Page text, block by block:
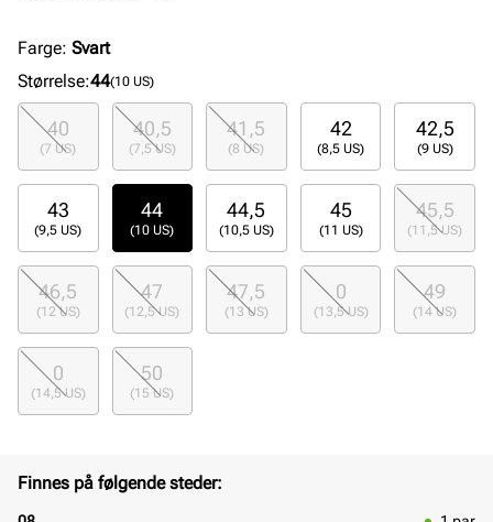
Farge: Svart
Størrelse:44(10 US)
40
(7 US)
40,5
(7,5 US)
41,5
(8 US)
42
(8,5 US)
42,5
(9 US)
43
(9,5 US)
44
(10 US)
44,5
(10,5 US)
45
(11 US)
45,5
(11,5 US)
46,5
(12 US)
47
(12,5 US)
47,5
(13 US)
0
(13,5 US)
49
(14 US)
0
(14,5 US)
50
(15 US)
Finnes på følgende steder: